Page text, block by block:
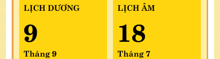
LỊCH DƯƠNG
9
Tháng 9
LỊCH ÂM
18
Tháng 7